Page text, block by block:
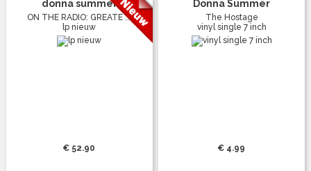
donna summer
ON THE RADIO: GREATE ...
lp nieuw
€ 52.90
Donna Summer
The Hostage
vinyl single 7 inch
€ 4.99